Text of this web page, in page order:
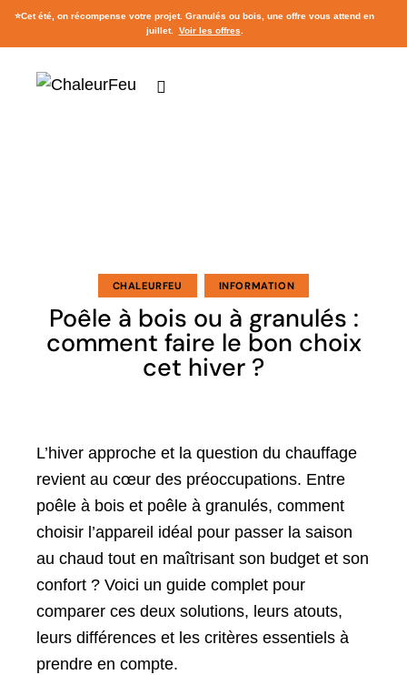
⭐Cet été, on récompense votre projet. Granulés ou bois, une offre vous attend en
juillet. Voir les offres
CHALEURFEU INFORMATION
Poêle à bois ou à granulés :
comment faire le bon choix
cet hiver ?
L’hiver approche et la question du chauffage
revient au cœur des préoccupations. Entre
poêle à bois et poêle à granulés, comment
choisir l’appareil idéal pour passer la saison
au chaud tout en maîtrisant son budget et son
confort ? Voici un guide complet pour
comparer ces deux solutions, leurs atouts,
leurs différences et les critères essentiels à
prendre en compte.